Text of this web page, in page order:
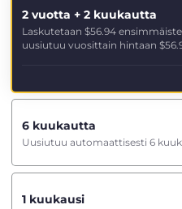
2 vuotta + 2 kuukautta
Laskutetaan $56.94
uusiutuu vuosittain hintaan
6 kuukautta
Uusiutuu automaattisesti 6
1 kuukausi